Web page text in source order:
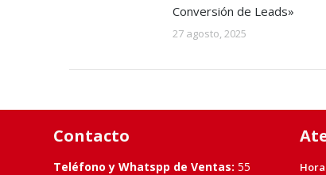
Conversión de Leads»
27 agosto, 2025
Contacto
Teléfono y Whatspp de Ventas: 55